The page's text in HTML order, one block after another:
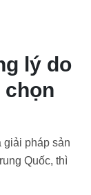
lý do
chọn
giải pháp sản
Quốc, thì